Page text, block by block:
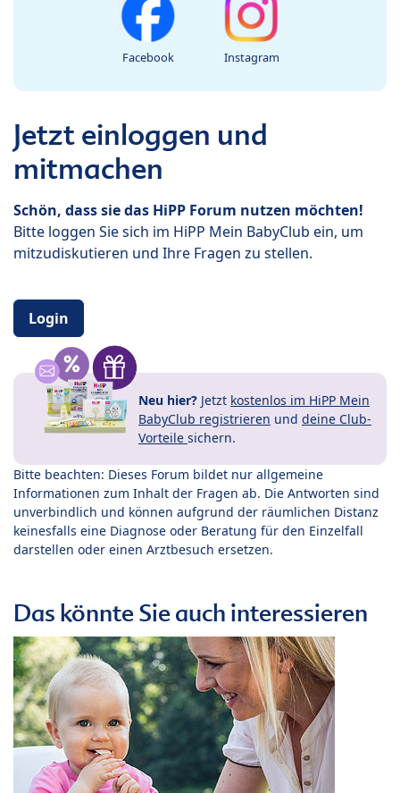
Facebook Instagram
Jetzt einloggen und
mitmachen
Schön, dass sie das HiPP Forum nutzen möchten!
Bitte loggen Sie sich im HiPP Mein BabyClub ein, um
mitzudiskutieren und Ihre Fragen zu stellen.
Login
Neu hier? Jetzt kostenlos im HiPP Mein
BabyClub registrieren und deine Club-
Vorteile sichern.
Bitte beachten: Dieses Forum bildet nur allgemeine
Informationen zum Inhalt der Fragen ab. Die Antworten sind
unverbindlich und können aufgrund der räumlichen Distanz
keinesfalls eine Diagnose oder Beratung für den Einzelfall
darstellen oder einen Arztbesuch ersetzen.
Das könnte Sie auch interessieren